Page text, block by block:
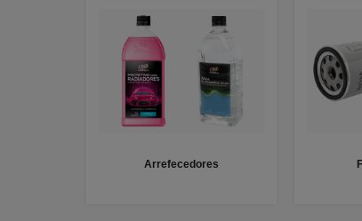
Arrefecedores